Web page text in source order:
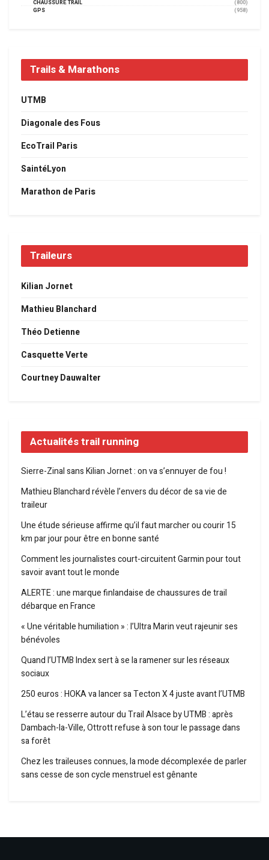
CHAUSSURE TRAIL
(800)
GPS
(958)
Trails & Marathons
UTMB
Diagonale des Fous
EcoTrail Paris
SaintéLyon
Marathon de Paris
Traileurs
Kilian Jornet
Mathieu Blanchard
Théo Detienne
Casquette Verte
Courtney Dauwalter
Actualités trail running
Sierre-Zinal sans Kilian Jornet : on va s’ennuyer de fou !
Mathieu Blanchard révèle l’envers du décor de sa vie de
traileur
Une étude sérieuse affirme qu’il faut marcher ou courir 15
km par jour pour être en bonne santé
Comment les journalistes court-circuitent Garmin pour tout
savoir avant tout le monde
ALERTE : une marque finlandaise de chaussures de trail
débarque en France
« Une véritable humiliation » : l’Ultra Marin veut rajeunir ses
bénévoles
Quand l’UTMB Index sert à se la ramener sur les réseaux
sociaux
250 euros : HOKA va lancer sa Tecton X 4 juste avant l’UTMB
L’étau se resserre autour du Trail Alsace by UTMB : après
Dambach-la-Ville, Ottrott refuse à son tour le passage dans
sa forêt
Chez les traileuses connues, la mode décomplexée de parler
sans cesse de son cycle menstruel est gênante